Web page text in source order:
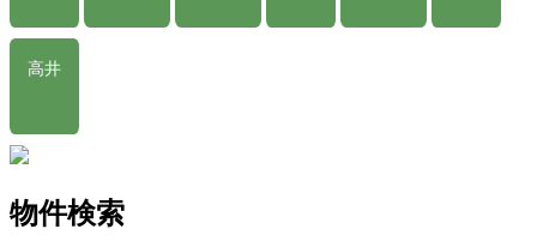
高井
物件検索